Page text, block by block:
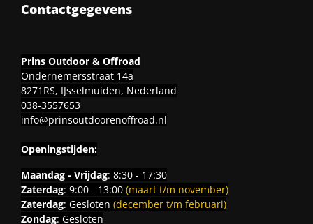
Contactgegevens
Prins Outdoor & Offroad
Ondernemersstraat 14a
8271RS, IJsselmuiden, Nederland
038-3557653
info@prinsoutdoorenoffroad.nl
Openingstijden:
Maandag - Vrijdag: 8:30 - 17:30
Zaterdag: 9:00 - 13:00 (maart t/m november)
Zaterdag: Gesloten (december t/m februari)
Zondag: Gesloten